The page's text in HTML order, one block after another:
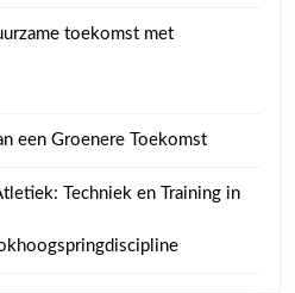
toekomst met
een Groenere Toekomst
Techniek en Training in